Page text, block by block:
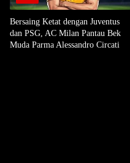
Bersaing Ketat dengan Juventus
dan PSG, AC Milan Pantau Bek
Muda Parma Alessandro Circati